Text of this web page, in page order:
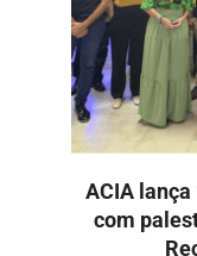
ACIA lança
com